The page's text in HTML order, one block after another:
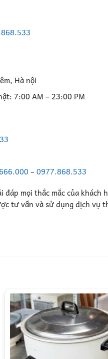
Hà nội
7:00 AM – 23:00 PM
–0977.868.533
mọi thắc mắc của
tư vấn và sử dụng dịch vụ